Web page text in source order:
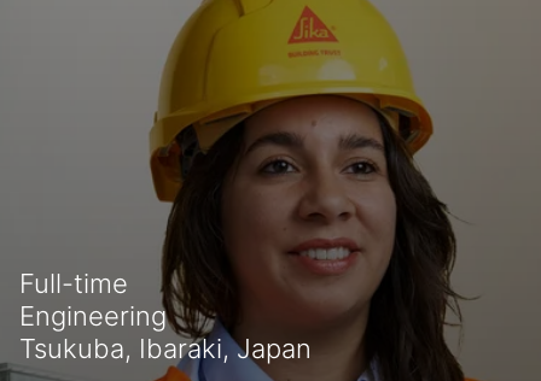
Full-time
Engineering
Tsukuba, Ibaraki, Japan